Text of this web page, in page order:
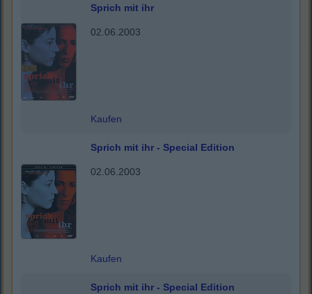
Sprich mit ihr
02.06.2003
Kaufen
Sprich mit ihr - Special Edition
02.06.2003
Kaufen
Sprich mit ihr - Special Edition